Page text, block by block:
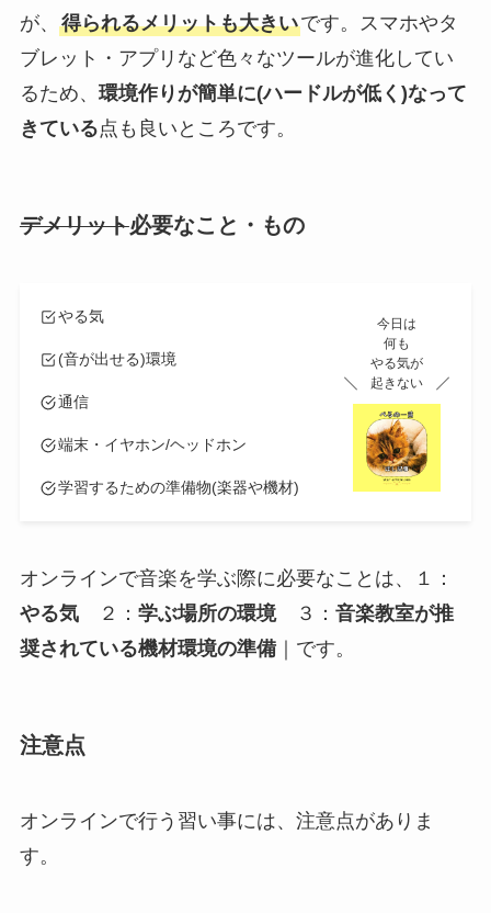
が、 得られるメリットも大きいです。スマホやタ
ブレット・アプリなど色々なツールが進化してい
るため、 環境作りが簡単に(ハードルが低く)なって
きている点も良いところです。
デメリット必要なこと・もの
やる気
(音が出せる)環境
通信
端末・イヤホン/ヘッドホン
学習するための準備物(楽器や機材)
今日は
何も
やる気が
起きない
オンラインで音楽を学ぶ際に必要なことは、１：
やる気２： 学ぶ場所の環境３： 音楽教室が推
奨されている機材環境の準備｜です。
注意点
オンラインで行う習い事には、注意点がありま
す。